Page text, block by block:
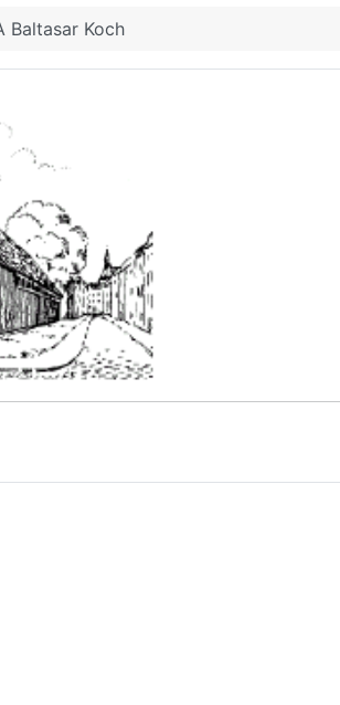
Baltasar Koch